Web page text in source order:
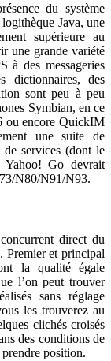
du système
Java, une
supérieure au
une grande variété
à des messageries
dictionnaires, des
sont peu à peu
Symbian, en ce
ou encore QuickIM
une suite de
services (dont le
Yahoo! Go devrait
N80/N91/N93.
direct du
Premier et principal
la qualité égale
l’on peut trouver
sans réglage
les trouverez au
clichés croisés
des conditions de
position.